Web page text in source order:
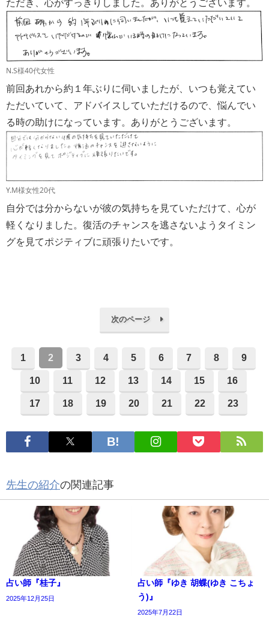
ただき、心がすっきりしました。ありがとうございます。
N.S様40代女性
前回あれから約１年ぶりに伺いましたが、いつも覚えてい
ただいていて、アドバイスしていただけるので、悩んでい
る時の助けになっています。ありがとうございます。
Y.M様女性20代
自分では分からないが彼の気持ちを見ていただけて、心が
軽くなりました。復活のチャンスを逃さないようタイミン
グを見てポジティブに頑張りたいです。
次のページ
1 2 3 4 5 6 7 8 9
10 11 12 13 14 15 16
17 18 19 20 21 22 23
先生の紹介の関連記事
占い師『桂子』
2025年12月25日
占い師『ゆき 胡蝶(ゆき こちょ
う)』
2025年7月22日